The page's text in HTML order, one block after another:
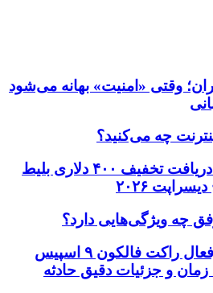
وقتی «امنیت» بهانه می‌شود
چه می‌کنید؟
فرصت استثنایی: دریافت تخفیف ۴۰۰ دلاری بلیط
۲۰۲۶
چه ویژگی‌هایی دارد؟
برخورد قطعه غیرفعال راکت فالکون ۹ اسپیس
زمان و جزئیات دقیق حادثه